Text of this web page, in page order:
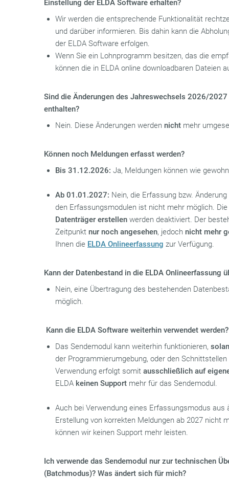
Einstellung der ELDA Software erhalten?
Wir werden die entsprechende Funktionalität
und darüber informieren. Bis dahin kann die
der ELDA Software erfolgen.
Wenn Sie ein Lohnprogramm besitzen, das die
können die in ELDA online downloadbaren Dateien
Sind die Änderungen des Jahreswechsels 2026/
enthalten?
Nein. Diese Änderungen werden nicht mehr
Können noch Meldungen erfasst werden?
Bis 31.12.2026: Ja, Meldungen können wie
Ab 01.01.2027: Nein, die Erfassung bzw.
den Erfassungsmodulen ist nicht mehr möglich.
Datenträger erstellen werden deaktiviert. Der
Zeitpunkt nur noch angesehen, jedoch nicht mehr
Ihnen die ELDA Onlineerfassung zur Verfügung.
Kann der Datenbestand in die ELDA Onlineerfassung
Nein, eine Übertragung des bestehenden
möglich.
Kann die ELDA Software weiterhin verwendet werden?
Das Sendemodul kann weiterhin funktionieren,
der Programmierumgebung, oder den
Verwendung erfolgt somitausschließlich auf
ELDA keinen Support mehr für das Sendemodul.
Auch bei Verwendung eines Erfassungsmodus aus
Erstellung von korrekten Meldungen ab 2027 nicht
können wir keinen Support mehr leisten.
Ich verwende das Sendemodul nur zur technischen
(Batchmodus)? Was ändert sich für mich?